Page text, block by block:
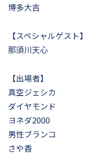
博多大吉
【スペシャルゲスト】
那須川天心
【出場者】
真空ジェシカ
ダイヤモンド
ヨネダ2000
男性ブランコ
さや香